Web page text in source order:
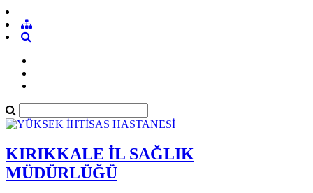
KIRIKKALE İL SAĞLIK
MÜDÜRLÜĞÜ